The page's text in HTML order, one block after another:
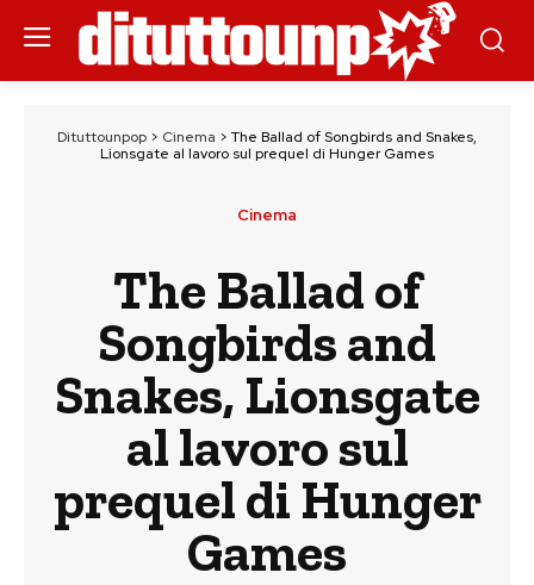
Dituttounpop > Cinema > The Ballad of Songbirds and Snakes,
Lionsgate al lavoro sul prequel di Hunger Games
Cinema
The Ballad of
Songbirds and
Snakes, Lionsgate
al lavoro sul
prequel di Hunger
Games